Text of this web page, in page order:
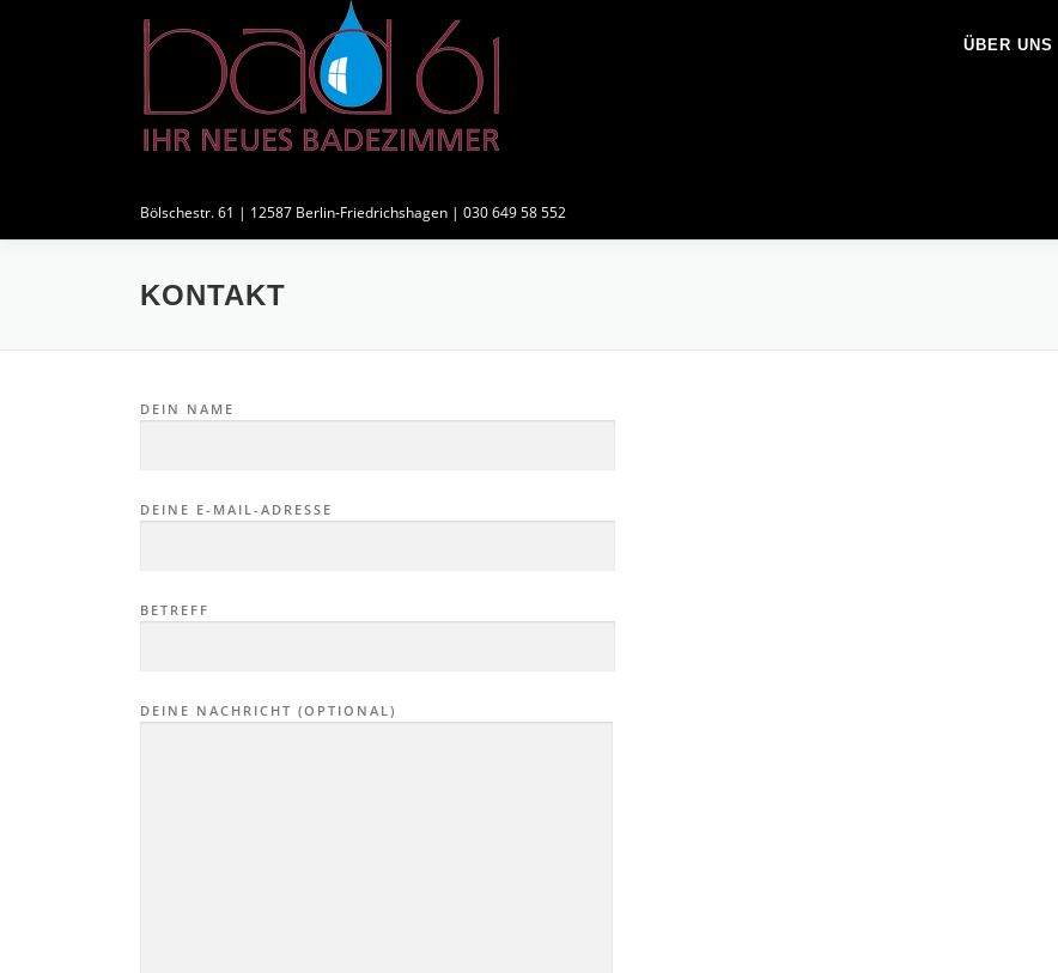
Bölschestr. 61 | 12587 Berlin-Friedrichshagen | 030 649 58 552
ÜBER UNS
KONTAKT
DEIN NAME
DEINE E-MAIL-ADRESSE
BETREFF
DEINE NACHRICHT (OPTIONAL)